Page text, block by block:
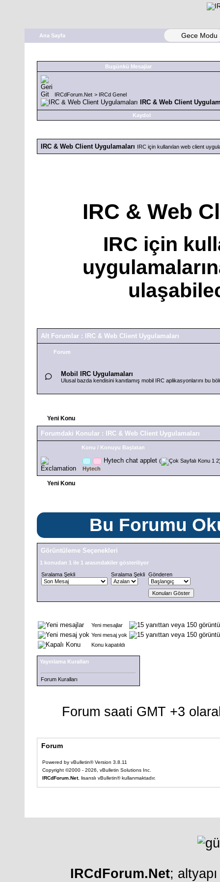
Ana Sayfa Gece Modu
Bugünkü Mesajlar
IRCdForum.Net > IRCd Genel
IRC & Web Client
Kaydol
IRC & Web Client Uygulamaları IRC için kullanılan web client
IRC & Web
IRC için
Alt Forumlar : IRC & Web Client Uygulamaları
Forum
Mobil IRC Uygulamaları
Ulusal bazda kendisini kanıtlamış mobil IRC aplikasyonlarını bu
Yeni Konu
Forumdaki Konular : IRC & Web Client Uygulamaları
Konu / Konuyu Başlatan
Hytech chat applet ( 1 2
Hytech
Yeni Konu
Bu Forumu
Görüntüleme Seçenekleri
1 konudan 1 ile 1 arasındakiler gösteriliyor
Sıralama Şekli
Sıralama Şekli Gönderen
Yeni mesajlar
Yeni mesaj yok
Konu kapatıldı
Yayınlama Kuralları
Forum Kuralları
Forum saati GMT +3
Forum
Powered by vBulletin® Version 3.8.11
Copyright ©2000 - 2026, vBulletin Solutions Inc.
IRCdForum.Net, lisanslı vBulletin® kullanmaktadır.
IRCdForum.Net;